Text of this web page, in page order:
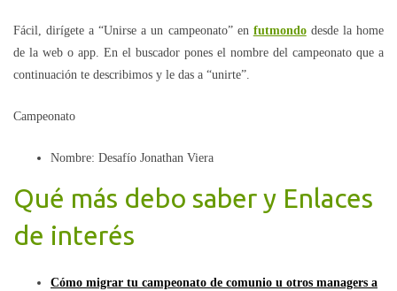
Fácil, dirígete a “Unirse a un campeonato” en futmondodesde la home
de la web o app. En el buscador pones el nombre del campeonato que a
continuación te describimos y le das a “unirte”.
Campeonato
Nombre: Desafío Jonathan Viera
Qué más debo saber y Enlaces
de interés
Cómo migrar tu campeonato de comunio u otros managers a